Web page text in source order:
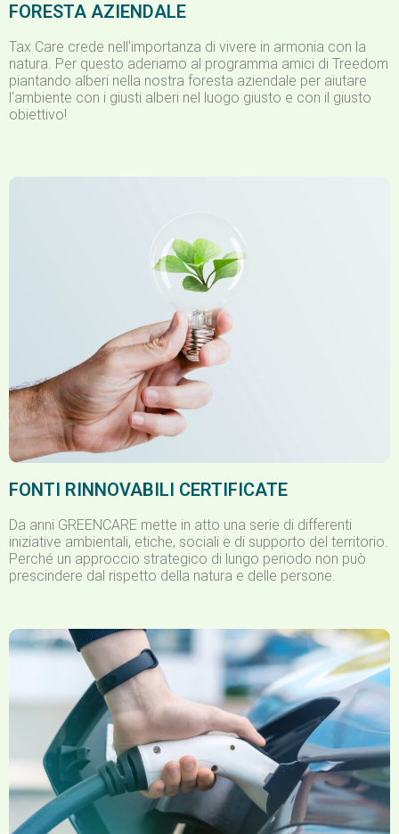
FORESTA AZIENDALE
Tax Care crede nell'importanza di vivere in armonia con la
natura. Per questo aderiamo al programma amici di Treedom
piantando alberi nella nostra foresta aziendale per aiutare
l'ambiente con i giusti alberi nel luogo giusto e con il giusto
obiettivo!​
FONTI RINNOVABILI CERTIFICATE
Da anni GREENCARE mette in atto una serie di differenti
iniziative ambientali, etiche, sociali e di supporto del territorio.
Perché un approccio strategico di lungo periodo non può
prescindere dal rispetto della natura e delle persone.